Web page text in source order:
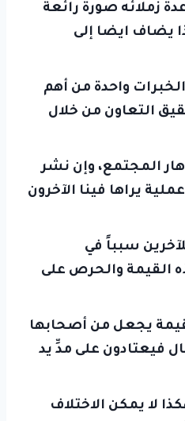
زملائه صورة رائعة
يضاف ايضا إلى
واحدة من أهم
التعاون من خلال
المجتمع، وإن نشر
يراها فينا الآخرون
سبباً في
القيمة والحرص على
يجعل من أصحابها
فيعتادون على مدِّ يد
لا يمكن الاختلاف